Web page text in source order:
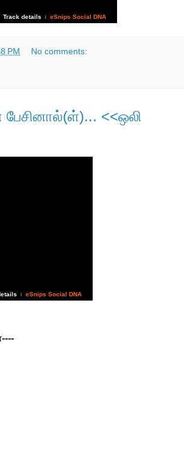
Track details eSnips Social DNA
PM No comments:
<<ஒலி
| eSnips Social DNA